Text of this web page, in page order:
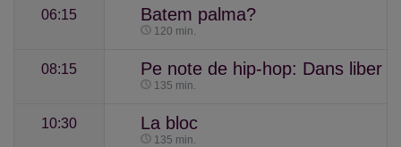
06:15 Batem palma?
120 min.
08:15 Pe note de hip-hop: Dans liber
135 min.
10:30 La bloc
135 min.